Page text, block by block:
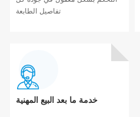
تفاصيل الطابعة
خدمة ما بعد البيع المهنية